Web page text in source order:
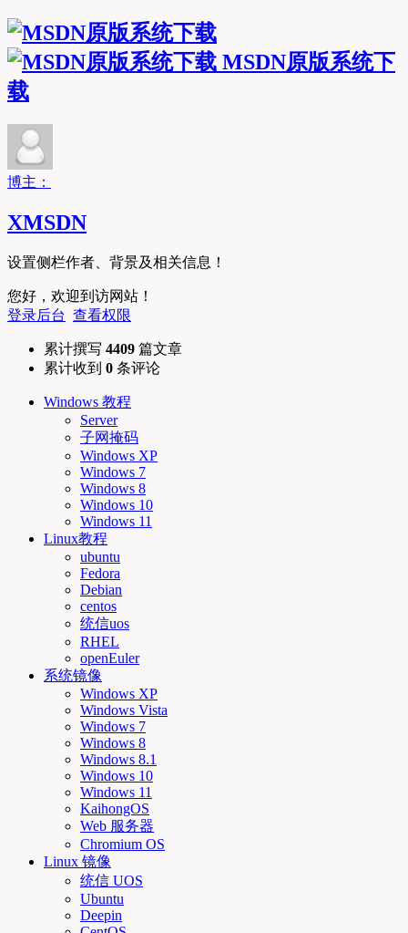
MSDN原版系统下
载
博主：
XMSDN
设置侧栏作者、背景及相关信息！
您好，欢迎到访网站！
登录后台 查看权限
累计撰写 4409 篇文章
累计收到 0 条评论
Windows 教程
Server
子网掩码
Windows XP
Windows 7
Windows 8
Windows 10
Windows 11
Linux教程
ubuntu
Fedora
Debian
centos
统信uos
RHEL
openEuler
系统镜像
Windows XP
Windows Vista
Windows 7
Windows 8
Windows 8.1
Windows 10
Windows 11
KaihongOS
Web 服务器
Chromium OS
Linux 镜像
统信 UOS
Ubuntu
Deepin